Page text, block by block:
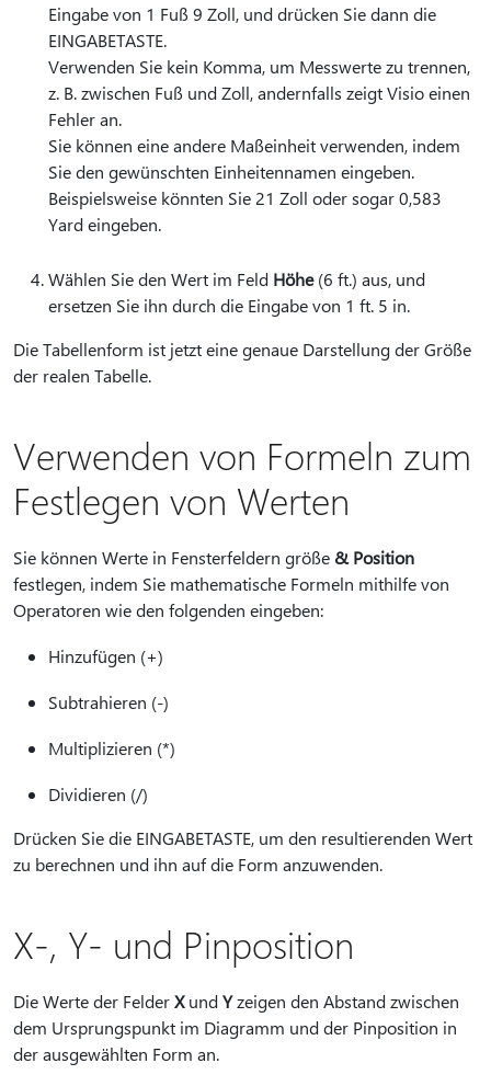
Eingabe von 1 Fuß 9 Zoll, und drücken Sie dann die
EINGABETASTE.
Verwenden Sie kein Komma, um Messwerte zu trennen,
z. B. zwischen Fuß und Zoll, andernfalls zeigt Visio einen
Fehler an.
Sie können eine andere Maßeinheit verwenden, indem
Sie den gewünschten Einheitennamen eingeben.
Beispielsweise könnten Sie 21 Zoll oder sogar 0,583
Yard eingeben.
Wählen Sie den Wert im Feld Höhe(6 ft.) aus, und
ersetzen Sie ihn durch die Eingabe von 1 ft. 5 in.
Die Tabellenform ist jetzt eine genaue Darstellung der Größe
der realen Tabelle.
Verwenden von Formeln zum
Festlegen von Werten
Sie können Werte in Fensterfeldern größe & Position
festlegen, indem Sie mathematische Formeln mithilfe von
Operatoren wie den folgenden eingeben:
Hinzufügen (+)
Subtrahieren (-)
Multiplizieren (*)
Dividieren (/)
Drücken Sie die EINGABETASTE, um den resultierenden Wert
zu berechnen und ihn auf die Form anzuwenden.
X-, Y- und Pinposition
Die Werte der FelderXundYzeigen den Abstand zwischen
dem Ursprungspunkt im Diagramm und der Pinposition in
der ausgewählten Form an.